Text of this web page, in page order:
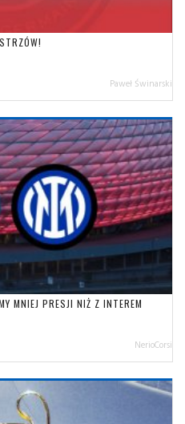
Paweł Świnarski
MNIEJ PRESJI NIŻ Z INTEREM
NerioCorsi